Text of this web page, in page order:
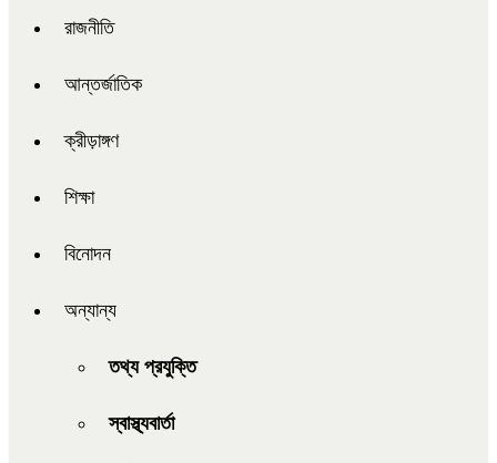
রাজনীতি
আন্তর্জাতিক
ক্রীড়াঙ্গণ
শিক্ষা
বিনোদন
অন্যান্য
তথ্য প্রযুক্তি
স্বাস্থ্যবার্তা